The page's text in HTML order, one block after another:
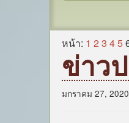
หน้า: 1 2 3 45
ข่าว
มกราคม 27,